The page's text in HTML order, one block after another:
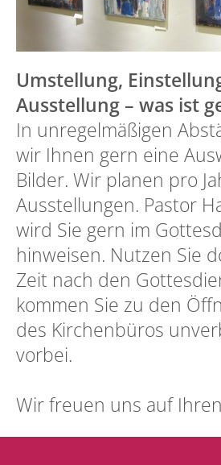
Umstellung,
Ausstellung – was ist
In unregelmäßigen
wir Ihnen gern eine
Bilder. Wir planen pro
Ausstellungen. Pastor
wird Sie gern im
hinweisen. Nutzen Sie
Zeit nach den
kommen Sie zu den
des Kirchenbüros
vorbei.
Wir freuen uns auf